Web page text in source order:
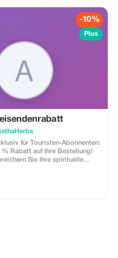
Sie in
besuchen möchten.
Auto, Reiseleitung,
Burgeneintritt,
in Naturparks. Nicht
Essen und Getränke,
Einkäufe, Hotel,
-10%
Plus
für Touristen-Abonnenten:
% Rabatt auf Ihre Bestellung!
Sie Ihre spirituelle